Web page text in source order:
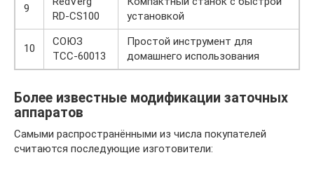
9
RD-CS100
установкой
10
СОЮЗ
ТСС-60013
Простой инструмент для
домашнего использования
Более известные модификации заточных
аппаратов
Самыми распространёнными из числа покупателей
считаются последующие изготовители: